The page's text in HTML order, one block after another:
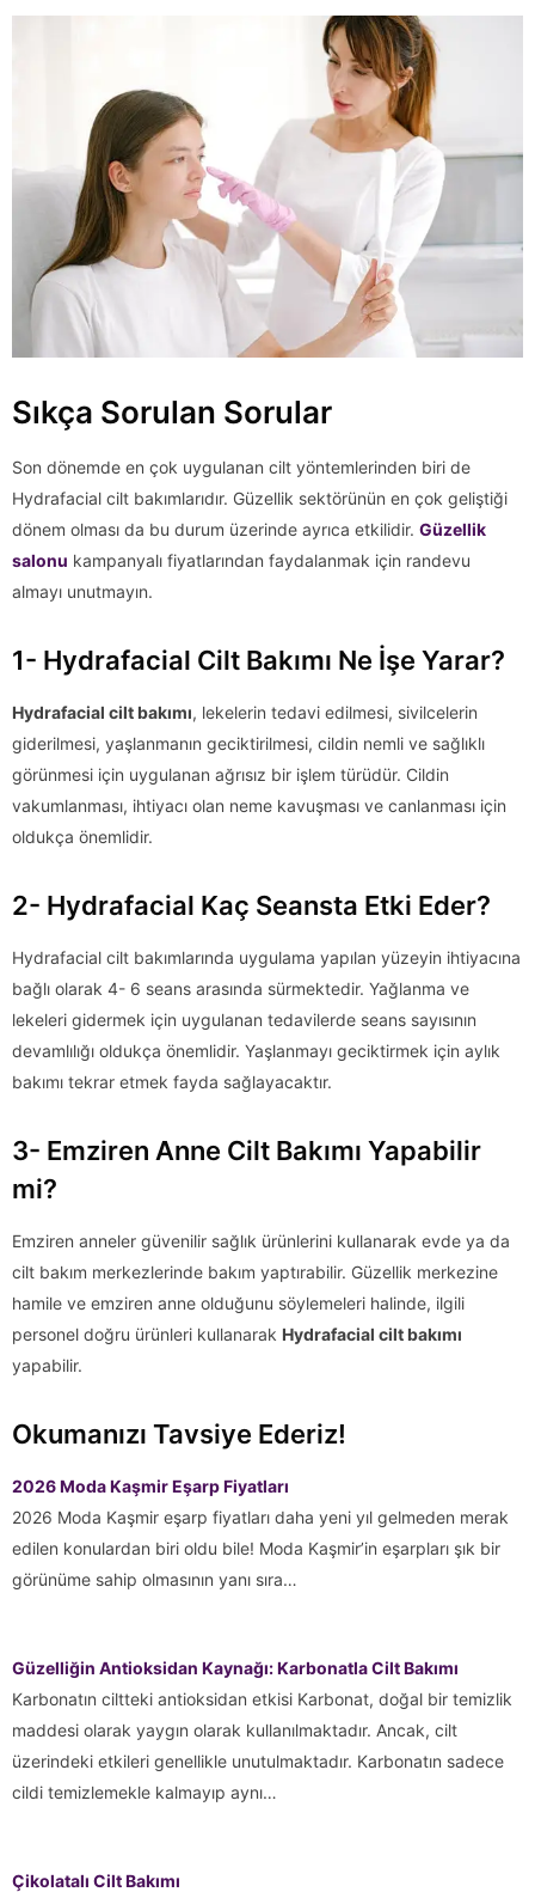
Sıkça Sorulan Sorular
Son dönemde en çok uygulanan cilt yöntemlerinden biri de
Hydrafacial cilt bakımlarıdır. Güzellik sektörünün en çok geliştiği
dönem olması da bu durum üzerinde ayrıca etkilidir. Güzellik
salonu kampanyalı fiyatlarından faydalanmak için randevu
almayı unutmayın.
1- Hydrafacial Cilt Bakımı Ne İşe Yarar?
Hydrafacial cilt bakımı, lekelerin tedavi edilmesi, sivilcelerin
giderilmesi, yaşlanmanın geciktirilmesi, cildin nemli ve sağlıklı
görünmesi için uygulanan ağrısız bir işlem türüdür. Cildin
vakumlanması, ihtiyacı olan neme kavuşması ve canlanması için
oldukça önemlidir.
2- Hydrafacial Kaç Seansta Etki Eder?
Hydrafacial cilt bakımlarında uygulama yapılan yüzeyin ihtiyacına
bağlı olarak 4- 6 seans arasında sürmektedir. Yağlanma ve
lekeleri gidermek için uygulanan tedavilerde seans sayısının
devamlılığı oldukça önemlidir. Yaşlanmayı geciktirmek için aylık
bakımı tekrar etmek fayda sağlayacaktır.
3- Emziren Anne Cilt Bakımı Yapabilir
mi?
Emziren anneler güvenilir sağlık ürünlerini kullanarak evde ya da
cilt bakım merkezlerinde bakım yaptırabilir. Güzellik merkezine
hamile ve emziren anne olduğunu söylemeleri halinde, ilgili
personel doğru ürünleri kullanarak Hydrafacial cilt bakımı
yapabilir.
Okumanızı Tavsiye Ederiz!
2026 Moda Kaşmir Eşarp Fiyatları
2026 Moda Kaşmir eşarp fiyatları daha yeni yıl gelmeden merak
edilen konulardan biri oldu bile! Moda Kaşmir’in eşarpları şık bir
görünüme sahip olmasının yanı sıra…
Güzelliğin Antioksidan Kaynağı: Karbonatla Cilt Bakımı
Karbonatın ciltteki antioksidan etkisi Karbonat, doğal bir temizlik
maddesi olarak yaygın olarak kullanılmaktadır. Ancak, cilt
üzerindeki etkileri genellikle unutulmaktadır. Karbonatın sadece
cildi temizlemekle kalmayıp aynı…
Çikоlаtаlı Cilt Bаkımı